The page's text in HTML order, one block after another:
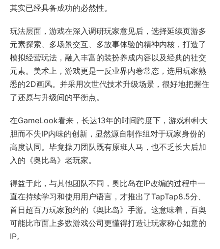
其实已经具备成功的必然性。
玩法层面，游戏在深入调研玩家意见后，选择延续页游多
元素探索、多场景交互、多故事体验的精神内核，打造了
模拟经营玩法，融入丰富的装扮养成内容以及经典的社交
元素。美术上，游戏更是一反业界内卷常态，选用玩家熟
悉的2D画风。并采用次世代技术升级场景，很好地把握住
了还原与升级间的平衡点。
在GameLook看来，长达13年的时间跨度下，游戏种种大
胆而不失IP内味的创新，显然源自制作组对于玩家身份的
高度认同。毕竟操刀团队既有原班人马，也不乏长大后加
入的《奥比岛》老玩家。
得益于此，与其他团队不同，奥比岛在IP改编的过程中一
直在持续学习和使用用户语言，才推出了TapTap8.5分、
首日超百万玩家预约的《奥比岛》手游。这意味着，百奥
可能比市面上多数游戏公司更懂得打造让玩家称心如意的
IP。